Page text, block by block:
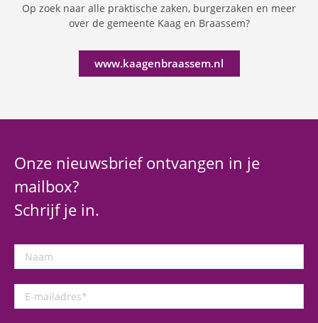
Op zoek naar alle praktische zaken, burgerzaken en meer
over de gemeente Kaag en Braassem?
www.kaagenbraassem.nl
Onze nieuwsbrief ontvangen in je
mailbox?
Schrijf je in.
Naam
mailadres